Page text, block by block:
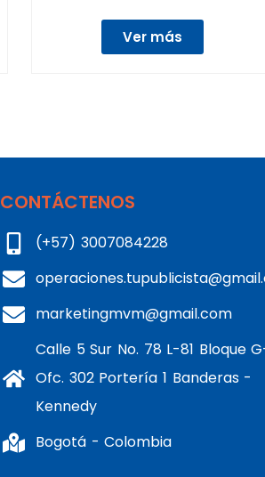
Ver más
CONTÁCTENOS
(+57) 3007084228
marketingmvm@gmail.com
Calle 5 Sur No. 78 L-81 Bloque
Ofc. 302 Portería 1 Banderas -
Kennedy
Bogotá - Colombia